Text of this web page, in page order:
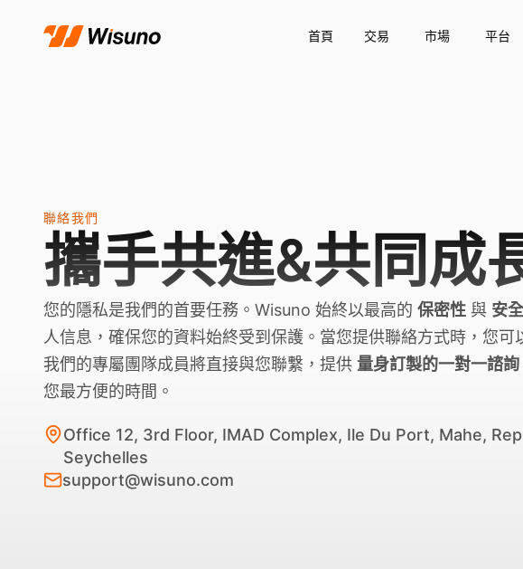
首頁 交易 市場 平台
聯絡我們
攜手共進&共同成
您的隱私是我們的首要任務。Wisuno 始終以最高的 保密性 與 安
人信息，確保您的資料始終受到保護。當您提供聯絡方式時，您可
我們的專屬團隊成員將直接與您聯繫，提供 量身訂製的一對一諮詢
您最方便的時間。
Office 12, 3rd Floor, IMAD Complex, Ile Du Port, Mahe,
Seychelles
support@wisuno.com